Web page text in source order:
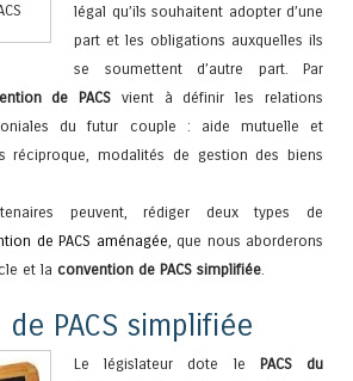
légal qu’ils souhaitent adopter d’une
part et les obligations auxquelles ils
se soumettent d’autre part. Par
de PACS vient à définir les relations
du futur couple : aide mutuelle et
réciproque, modalités de gestion des biens
peuvent, rédiger deux types de
de PACS aménagée , que nous aborderons
et la convention de PACS simplifiée
PACS simplifiée
Le législateur dote le PACS du